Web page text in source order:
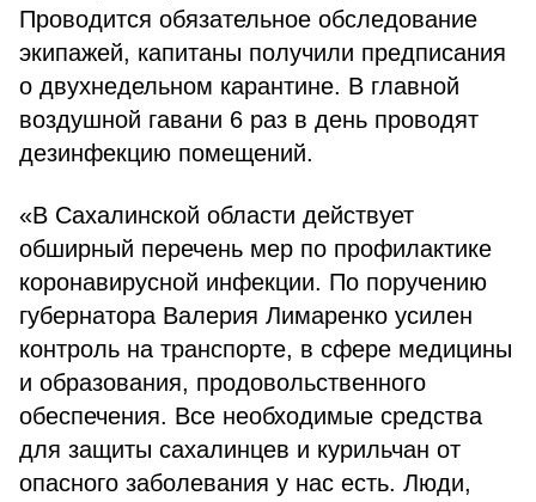
Проводится обязательное обследование
экипажей, капитаны получили предписания
о двухнедельном карантине. В главной
воздушной гавани 6 раз в день проводят
дезинфекцию помещений.
«В Сахалинской области действует
обширный перечень мер по профилактике
коронавирусной инфекции. По поручению
губернатора Валерия Лимаренко усилен
контроль на транспорте, в сфере медицины
и образования, продовольственного
обеспечения. Все необходимые средства
для защиты сахалинцев и курильчан от
опасного заболевания у нас есть. Люди,